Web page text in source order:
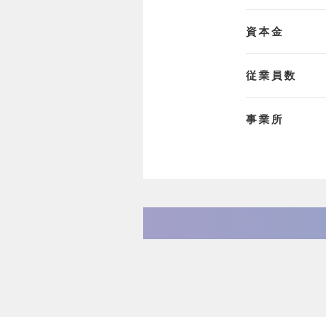
資本金
従業員数
事業所